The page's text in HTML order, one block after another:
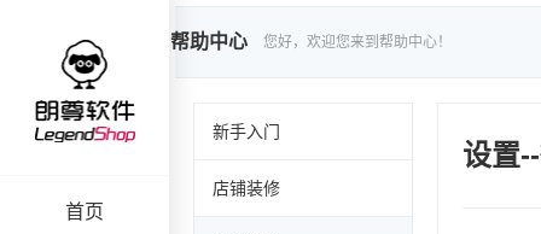
首页
帮助中心 您好，欢迎您来到帮助中心！
新手入门
店铺装修
设置